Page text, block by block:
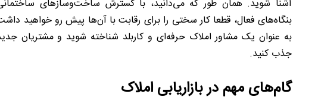
آشنا شوید. همان ‌طور که می‌دانید، با گسترش ساخت‌و‌سازهای
بنگاه‌های فعال، قطعا کار سختی را برای رقابت با آن‌ها پیش رو خواهید
به عنوان یک مشاور املاک حرفه‌ای و کاربلد شناخته شوید و مشتریان
جذب کنید.
گام‌های مهم در بازاریابی املاک‌